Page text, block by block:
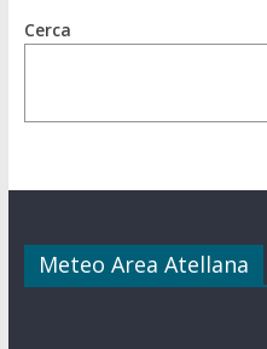
Cerca
Meteo Area Atellana